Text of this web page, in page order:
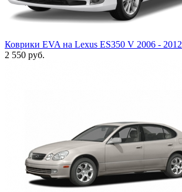
Коврики EVA на Lexus ES350 V 2006 - 2012
2 550 руб.